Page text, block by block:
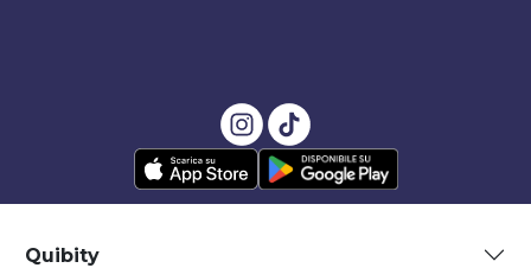
Quibity